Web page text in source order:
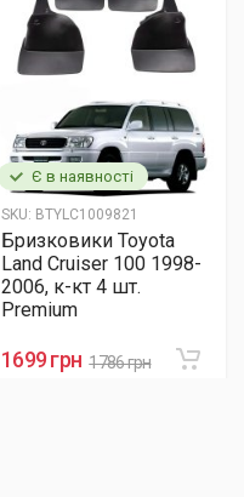
Є в наявності
SKU: BTYLC1009821
Бризковики Toyota
Land Cruiser 100 1998-
2006, к-кт 4 шт.
Premium
1699 грн 1786 грн